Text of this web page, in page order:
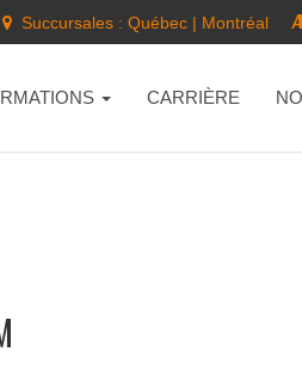
Succursales : Québec | Montréal
CARRIÈRE